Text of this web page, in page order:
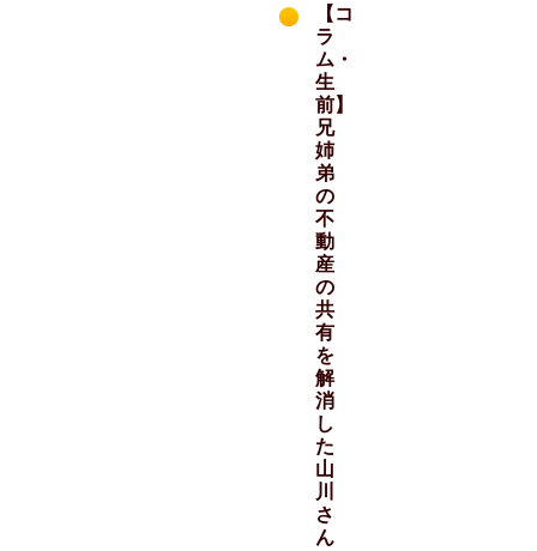
【コ
ラ
ム・
生
前】
兄
姉
弟
の
不
動
産
の
共
有
を
解
消
し
た
山
川
さ
ん